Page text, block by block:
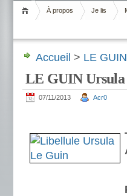
Livrement
À propos Je lis
Accueil > LE
LE GUIN
07/11/2013 Acr0